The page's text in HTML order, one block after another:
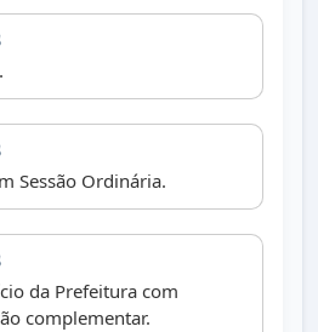
Sessão Ordinária.
da Prefeitura com
complementar.